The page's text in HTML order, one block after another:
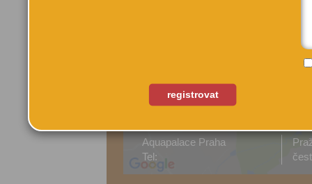
Aquapalace Praha
Tel:
registrovat